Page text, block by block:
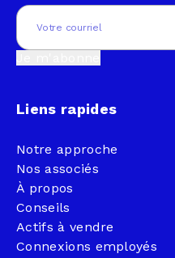
Email
Liens rapides
Notre approche
Nos associés
À propos
Conseils
Actifs à vendre
Connexions employés